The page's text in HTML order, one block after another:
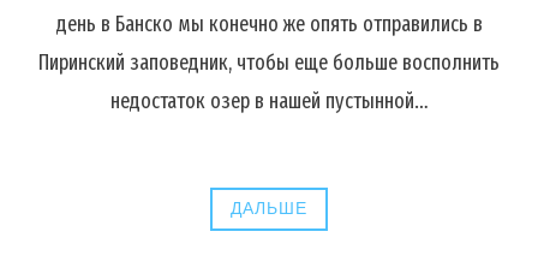
день в Банско мы конечно же опять отправились в
Пиринский заповедник, чтобы еще больше восполнить
недостаток озер в нашей пустынной…
ДАЛЬШЕ